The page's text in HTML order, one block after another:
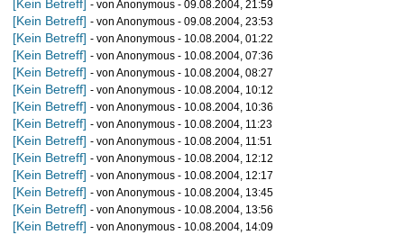
[Kein Betreff] - von Anonymous - 09.08.2004, 21:59
[Kein Betreff] - von Anonymous - 09.08.2004, 23:53
[Kein Betreff] - von Anonymous - 10.08.2004, 01:22
[Kein Betreff] - von Anonymous - 10.08.2004, 07:36
[Kein Betreff] - von Anonymous - 10.08.2004, 08:27
[Kein Betreff] - von Anonymous - 10.08.2004, 10:12
[Kein Betreff] - von Anonymous - 10.08.2004, 10:36
[Kein Betreff] - von Anonymous - 10.08.2004, 11:23
[Kein Betreff] - von Anonymous - 10.08.2004, 11:51
[Kein Betreff] - von Anonymous - 10.08.2004, 12:12
[Kein Betreff] - von Anonymous - 10.08.2004, 12:17
[Kein Betreff] - von Anonymous - 10.08.2004, 13:45
[Kein Betreff] - von Anonymous - 10.08.2004, 13:56
[Kein Betreff] - von Anonymous - 10.08.2004, 14:09